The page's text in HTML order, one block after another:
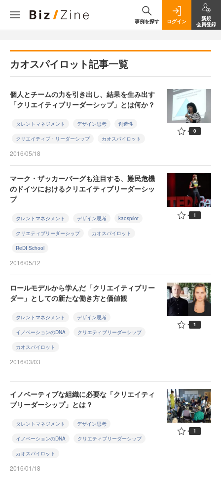
事例を探す ログイン
新規
会員登録
カオスパイロット記事一覧
個人とチームの力を引き出し、結果を生み出す
「クリエイティブリーダーシップ」とは何か？
タレントマネジメント デザイン思考 創造性
クリエイティブ・リーダーシップ カオスパイロット
2016/05/18
0
マーク・ザッカーバーグも注目する、難民危機
のドイツにおけるクリエイティブリーダーシッ
プ
タレントマネジメント デザイン思考 kaospilot
クリエティブリーダーシップ カオスパイロット
ReDI School
2016/05/12
1
ロールモデルから学んだ「クリエイティブリー
ダー」としての新たな働き方と価値観
タレントマネジメント デザイン思考
イノベーションのDNA クリエティブリーダーシップ
カオスパイロット
2016/03/03
1
イノベーティブな組織に必要な「クリエイティ
ブリーダーシップ」とは？
タレントマネジメント デザイン思考
イノベーションのDNA クリエティブリーダーシップ
カオスパイロット
2016/01/18
1